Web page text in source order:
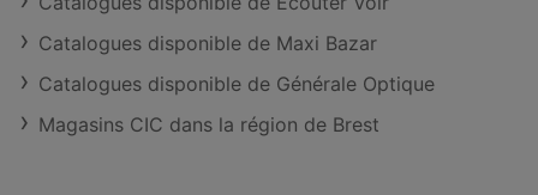
Catalogues disponible de Maxi Bazar
Catalogues disponible de Générale Optique
Magasins CIC dans la région de Brest